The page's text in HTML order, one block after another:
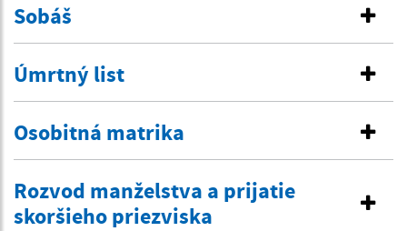
Sobáš
Úmrtný list
Osobitná matrika
Rozvod manželstva a prijatie
skoršieho priezviska